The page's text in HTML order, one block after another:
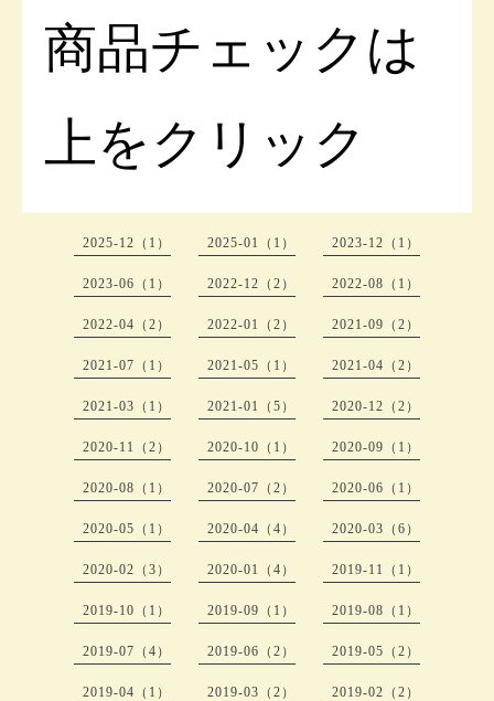
商品チェックは
上をクリック
2025-12（1） 2025-01（1） 2023-12（1）
2023-06（1） 2022-12（2） 2022-08（1）
2022-04（2） 2022-01（2） 2021-09（2）
2021-07（1） 2021-05（1） 2021-04（2）
2021-03（1） 2021-01（5） 2020-12（2）
2020-11（2） 2020-10（1） 2020-09（1）
2020-08（1） 2020-07（2） 2020-06（1）
2020-05（1） 2020-04（4） 2020-03（6）
2020-02（3） 2020-01（4） 2019-11（1）
2019-10（1） 2019-09（1） 2019-08（1）
2019-07（4） 2019-06（2） 2019-05（2）
2019-04（1） 2019-03（2） 2019-02（2）